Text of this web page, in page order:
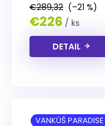
€289,32 (–21 %)
€226 / ks
DETAIL
VANKÚŠ